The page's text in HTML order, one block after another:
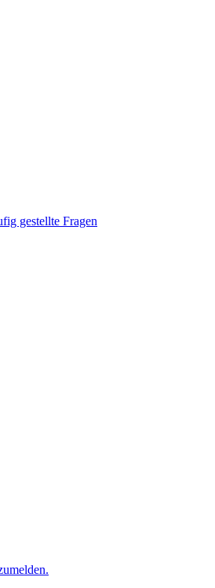
gestellte Fragen